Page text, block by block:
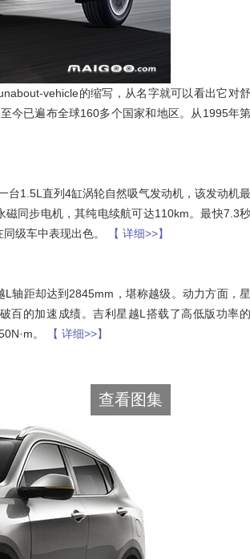
vehicle的缩写，从名字就可以看出它对舒
今已遍布全球160多个国家和地区。从1995年第
台1.5L直列4缸涡轮自然吸气发动机，该发动机最
同步电机，其纯电续航可达110km。最快7.3秒
级车中表现出色。
【 详细>>】
轴距却达到2845mm，堪称越级。动力方面，星
百的加速成绩。吉利星越L搭载了高低版功率的
。
【 详细>>】
查看图集